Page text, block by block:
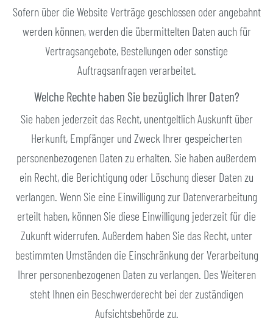
Sofern über die Website Verträge geschlossen oder angebahnt
werden können, werden die übermittelten Daten auch für
Vertragsangebote, Bestellungen oder sonstige
Auftragsanfragen verarbeitet.
Welche Rechte haben Sie bezüglich Ihrer Daten?
Sie haben jederzeit das Recht, unentgeltlich Auskunft über
Herkunft, Empfänger und Zweck Ihrer gespeicherten
personenbezogenen Daten zu erhalten. Sie haben außerdem
ein Recht, die Berichtigung oder Löschung dieser Daten zu
verlangen. Wenn Sie eine Einwilligung zur Datenverarbeitung
erteilt haben, können Sie diese Einwilligung jederzeit für die
Zukunft widerrufen. Außerdem haben Sie das Recht, unter
bestimmten Umständen die Einschränkung der Verarbeitung
Ihrer personenbezogenen Daten zu verlangen. Des Weiteren
steht Ihnen ein Beschwerderecht bei der zuständigen
Aufsichtsbehörde zu.